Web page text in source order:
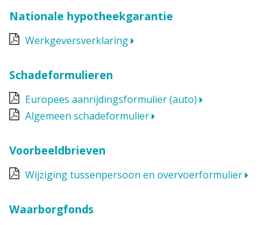
Nationale hypotheekgarantie
Werkgeversverklaring
Schadeformulieren
Europees aanrijdingsformulier (auto)
Algemeen schadeformulier
Voorbeeldbrieven
Wijziging tussenpersoon en overvoerformulier
Waarborgfonds